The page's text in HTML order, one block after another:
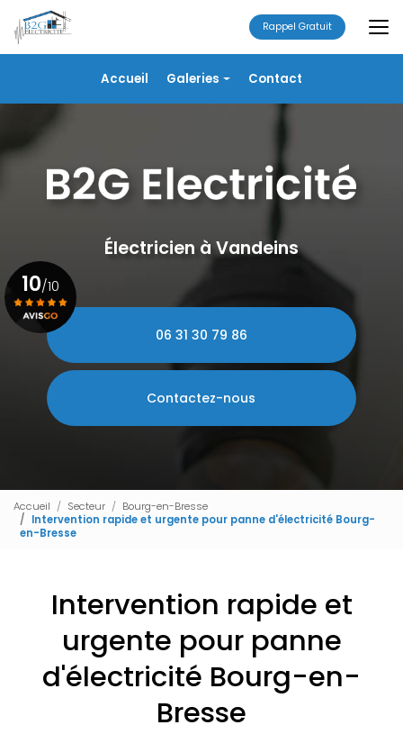
au
contenu
principal
Accueil Galeries
Chauffage/VMC
Portails
Contact
Rappel Gratuit
Électricien à Vandeins
06 31 30 79 86
Contactez-nous
10/10
Voir le certificat
Accueil Secteur
Bourg-en-Bresse
Intervention rapide et urgente pour panne d'électricité Bourg-
en-Bresse
Intervention rapide et
urgente pour panne
d'électricité Bourg-en-
Bresse